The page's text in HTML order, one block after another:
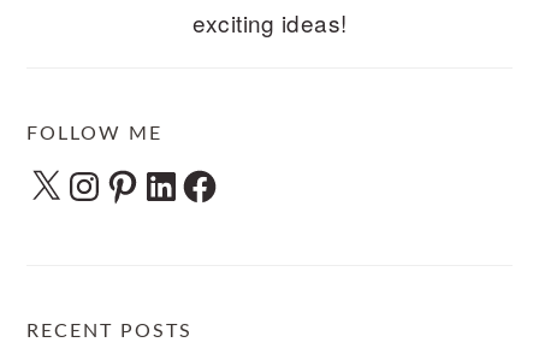
exciting ideas!
FOLLOW ME
X Instagram
Pinterest
LinkedInFacebook
RECENT POSTS